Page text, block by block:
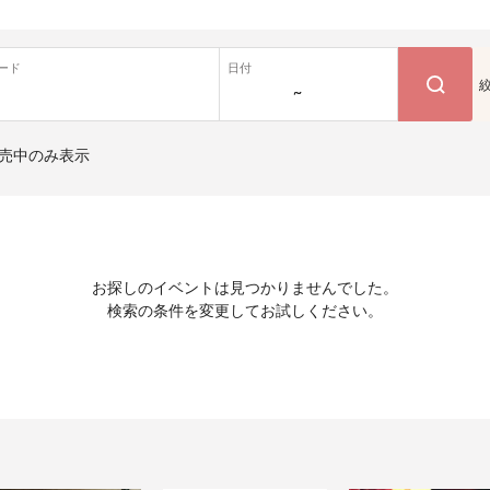
ド 日付
~
中のみ表示
お探しのイベントは見つかりませんでした。
検索の条件を変更してお試しください。